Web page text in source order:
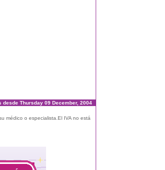
desde Thursday 09 December, 2004
médico o especialista.El IVA no está